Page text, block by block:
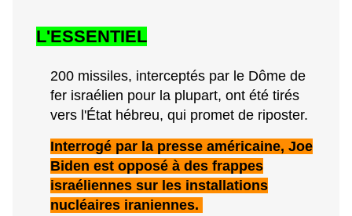
L'ESSENTIEL
200 missiles, interceptés par le Dôme de
fer israélien pour la plupart, ont été tirés
vers l'État hébreu, qui promet de riposter.
Interrogé par la presse américaine, Joe
Biden est opposé à des frappes
israéliennes sur les installations
nucléaires iraniennes.